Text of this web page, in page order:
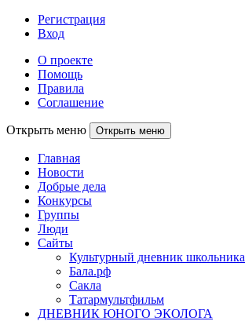
Регистрация
Вход
О проекте
Помощь
Правила
Соглашение
Открыть меню Открыть меню
Главная
Новости
Добрые дела
Конкурсы
Группы
Люди
Сайты
Культурный дневник школьника
Бала.рф
Сакла
Татармультфильм
ДНЕВНИК ЮНОГО ЭКОЛОГА